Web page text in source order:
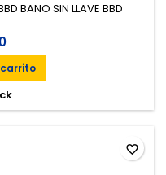
BANO SIN LLAVE BBD
favorite_border